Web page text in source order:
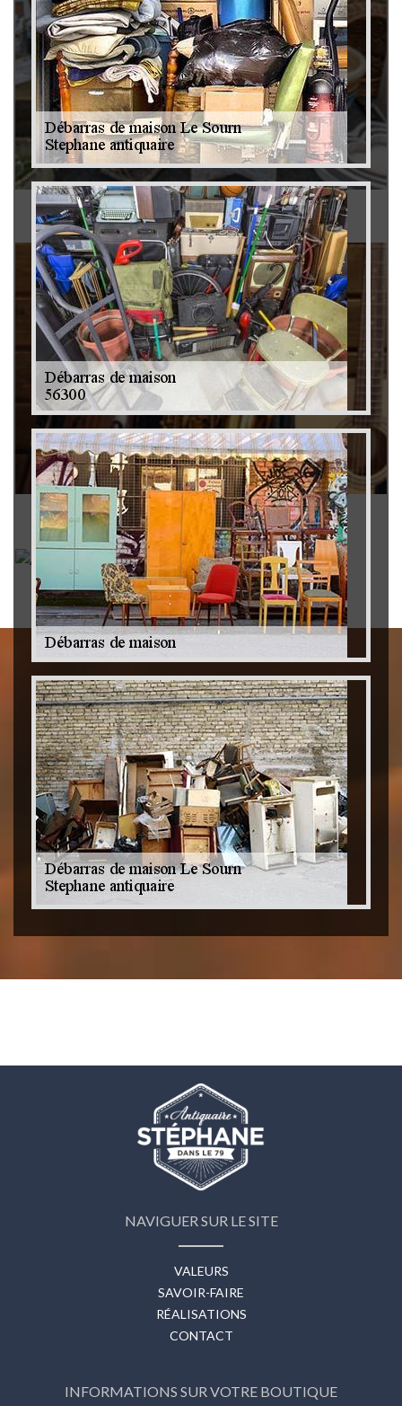
Brocanteur 79
Rachat instrument de musique 79
Achat antiquité 79
NAVIGUER SUR LE SITE
VALEURS
SAVOIR-FAIRE
RÉALISATIONS
CONTACT
INFORMATIONS SUR VOTRE BOUTIQUE